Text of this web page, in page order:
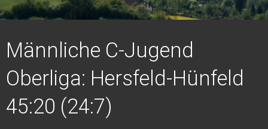
Männliche C-Jugend
Oberliga: Hersfeld-Hünfeld
45:20 (24:7)